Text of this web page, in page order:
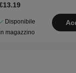
Disponibile
magazzino